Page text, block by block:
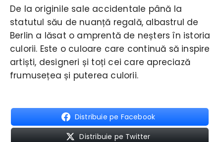
De la originile sale accidentale până la
statutul său de nuanță regală, albastrul de
Berlin a lăsat o amprentă de neșters în istoria
culorii. Este o culoare care continuă să inspire
artiști, designeri și toți cei care apreciază
frumusețea și puterea culorii.
Distribuie pe Facebook
Distribuie pe Twitter